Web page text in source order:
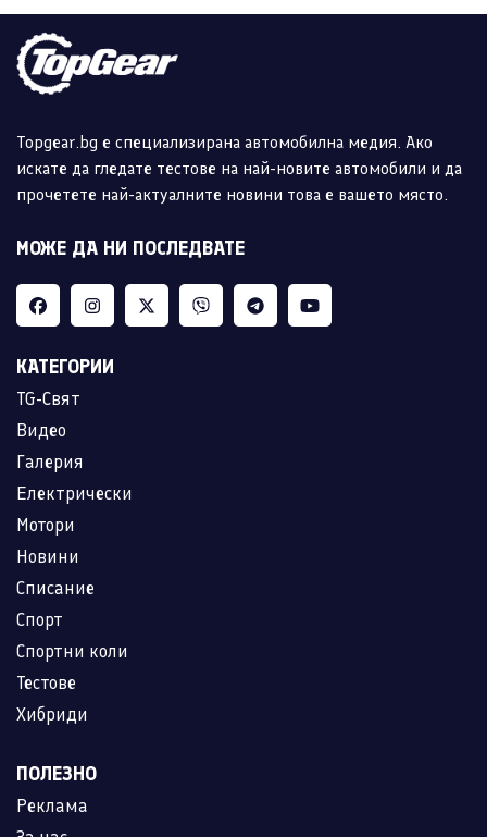
Topgear.bg е специализирана автомобилна медия. Ако
искате да гледате тестове на най-новите автомобили и да
прочетете най-актуалните новини това е вашето място.
МОЖЕ ДА НИ ПОСЛЕДВАТЕ
КАТЕГОРИИ
TG-Свят
Видео
Галерия
Електрически
Мотори
Новини
Списание
Спорт
Спортни коли
Тестове
Хибриди
ПОЛЕЗНО
Реклама